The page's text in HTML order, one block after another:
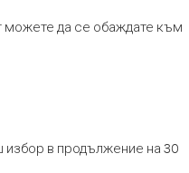
можете да се обаждате към
избор в продължение на 30